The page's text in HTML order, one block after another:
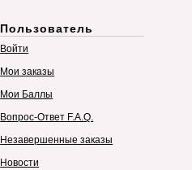
Пользователь
Войти
Мои заказы
Мои Баллы
Вопрос-Ответ F.A.Q.
Незавершенные заказы
Новости